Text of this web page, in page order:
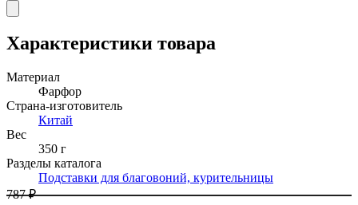
Характеристики товара
Материал
Фарфор
Страна-изготовитель
Китай
Вес
350 г
Разделы каталога
Подставки для благовоний, курительницы
787 ₽